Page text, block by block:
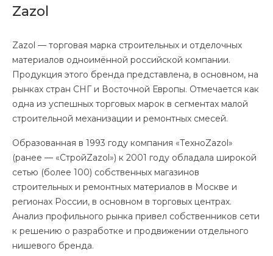
Zazol
Zazol — торговая марка строительных и отделочных
материалов одноимённой российской компании.
Продукция этого бренда представлена, в основном, на
рынках стран СНГ и Восточной Европы. Отмечается как
одна из успешных торговых марок в сегментах малой
строительной механизации и ремонтных смесей.
Образованная в 1993 году компания «ТехноZazol»
(ранее — «СтройZazol») к 2001 году обладала широкой
сетью (более 100) собственных магазинов
строительных и ремонтных материалов в Москве и
регионах России, в основном в торговых центрах.
Анализ профильного рынка привел собственников сети
к решению о разработке и продвижении отдельного
нишевого бренда.